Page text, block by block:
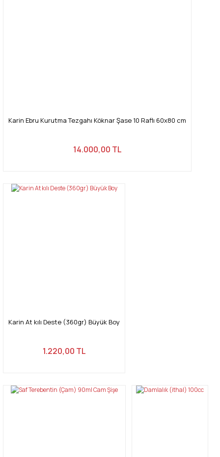
Karin Ebru Kurutma Tezgahı Köknar Şase 10 Raflı 60x80 cm
14.000,00 TL
Karin At kılı Deste (360gr) Büyük Boy
1.220,00 TL